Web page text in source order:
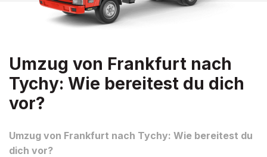
Umzug von Frankfurt nach
Tychy: Wie bereitest du dich
vor?
Umzug von Frankfurt nach Tychy: Wie bereitest du
dich vor?